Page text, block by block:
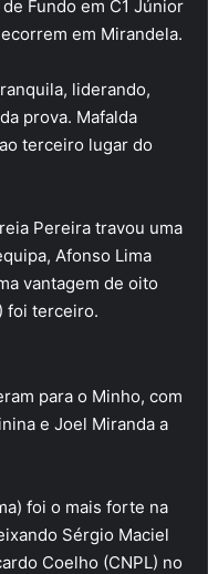
Fundo em C1 Júnior
em Mirandela.
liderando,
prova. Mafalda
terceiro lugar do
Pereira travou uma
Afonso Lima
vantagem de oito
foi terceiro.
para o Minho, com
e Joel Miranda a
foi o mais forte na
Sérgio Maciel
Coelho (CNPL) no